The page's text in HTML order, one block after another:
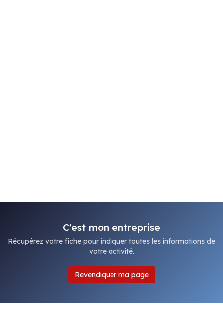
C'est mon entreprise
Récupérez votre fiche pour indiquer toutes les informations de
votre activité.
Revendiquer ma page